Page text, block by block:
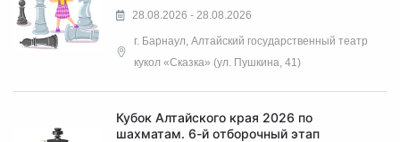
28.08.2026 - 28.08.2026
г. Барнаул, Алтайский государственный театр
кукол «Сказка» (ул. Пушкина, 41)
Кубок Алтайского края 2026 по
шахматам. 6-й отборочный этап